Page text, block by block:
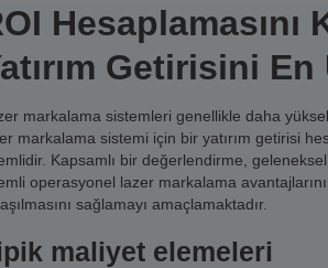
Getirisini
markalama sistemleri genellikle daha
markalama sistemi için bir yatırım getirisi
Kapsamlı bir değerlendirme,
operasyonel lazer markalama
sağlamayı amaçlamaktadır.
maliyet elemeleri